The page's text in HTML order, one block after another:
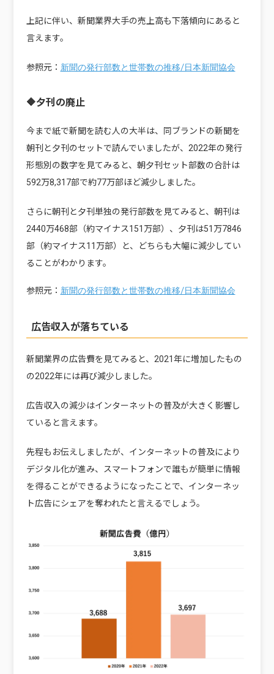
上記に伴い、新聞業界大手の売上高も下落傾向にあると
言えます。
参照元： 新聞の発行部数と世帯数の推移/日本新聞協会
🔶夕刊の廃止
今まで紙で新聞を読む人の大半は、同ブランドの新聞を
朝刊と夕刊のセットで読んでいましたが、2022年の発行
形態別の数字を見てみると、朝夕刊セット部数の合計は
592万8,317部で約77万部ほど減少しました。
さらに朝刊と夕刊単独の発行部数を見てみると、朝刊は
2440万468部（約マイナス151万部）、夕刊は51万7846
部（約マイナス11万部）と、どちらも大幅に減少してい
ることがわかります。
参照元： 新聞の発行部数と世帯数の推移/日本新聞協会
広告収入が落ちている
新聞業界の広告費を見てみると、2021年に増加したもの
の2022年には再び減少しました。
広告収入の減少はインターネットの普及が大きく影響し
ていると言えます。
先程もお伝えしましたが、インターネットの普及により
デジタル化が進み、スマートフォンで誰もが簡単に情報
を得ることができるようになったことで、インターネッ
ト広告にシェアを奪われたと言えるでしょう。